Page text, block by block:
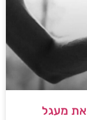
את מעגל